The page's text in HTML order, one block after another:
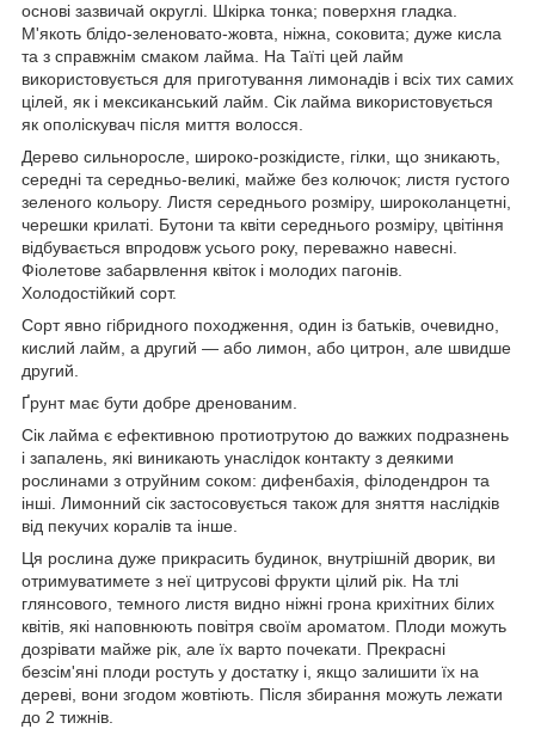
основі зазвичай округлі. Шкірка тонка; поверхня гладка.
М'якоть блідо-зеленовато-жовта, ніжна, соковита; дуже кисла
та з справжнім смаком лайма. На Таїті цей лайм
використовується для приготування лимонадів і всіх тих самих
цілей, як і мексиканський лайм. Сік лайма використовується
як ополіскувач після миття волосся.
Дерево сильноросле, широко-розкідисте, гілки, що зникають,
середні та середньо-великі, майже без колючок; листя густого
зеленого кольору. Листя середнього розміру, широколанцетні,
черешки крилаті. Бутони та квіти середнього розміру, цвітіння
відбувається впродовж усього року, переважно навесні.
Фіолетове забарвлення квіток і молодих пагонів.
Холодостійкий сорт.
Сорт явно гібридного походження, один із батьків, очевидно,
кислий лайм, а другий — або лимон, або цитрон, але швидше
другий.
Ґрунт має бути добре дренованим.
Сік лайма є ефективною протиотрутою до важких подразнень
і запалень, які виникають унаслідок контакту з деякими
рослинами з отруйним соком: дифенбахія, філодендрон та
інші. Лимонний сік застосовується також для зняття наслідків
від пекучих коралів та інше.
Ця рослина дуже прикрасить будинок, внутрішній дворик, ви
отримуватимете з неї цитрусові фрукти цілий рік. На тлі
глянсового, темного листя видно ніжні грона крихітних білих
квітів, які наповнюють повітря своїм ароматом. Плоди можуть
дозрівати майже рік, але їх варто почекати. Прекрасні
безсім'яні плоди ростуть у достатку і, якщо залишити їх на
дереві, вони згодом жовтіють. Після збирання можуть лежати
до 2 тижнів.